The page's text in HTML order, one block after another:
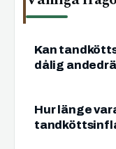
Kan
dålig
Hur länge